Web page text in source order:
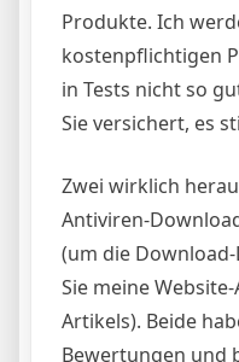
Produkte. Ich
kostenpflichtigen
in Tests nicht so
Sie versichert, es
Zwei wirklich
Antiviren-
(um die
Sie meine
Artikels). Beide
Bewertungen und